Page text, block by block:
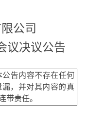
公司
议决议公告
告内容不存在任何
，并对其内容的真
带责任。